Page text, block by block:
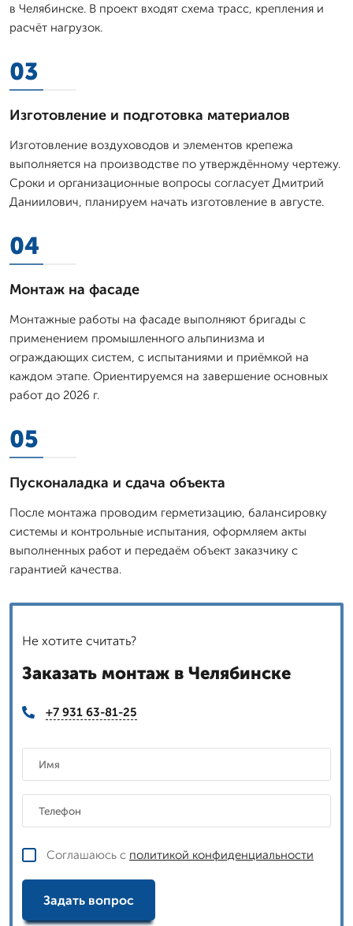
в Челябинске. В проект входят схема трасс, крепления и
расчёт нагрузок.
03
Изготовление и подготовка материалов
Изготовление воздуховодов и элементов крепежа
выполняется на производстве по утверждённому чертежу.
Сроки и организационные вопросы согласует Дмитpий
Даниилович, планируем начать изготовление в августе.
04
Монтаж на фасаде
Монтажные работы на фасаде выполняют бригады с
применением промышленного альпинизма и
ограждающих систем, с испытаниями и приёмкой на
каждом этапе. Ориентируемся на завершение основных
работ до 2026 г.
05
Пусконаладка и сдача объекта
После монтажа проводим герметизацию, балансировку
системы и контрольные испытания, оформляем акты
выполненных работ и передаём объект заказчику с
гарантией качества.
Не хотите считать?
Заказать монтаж в Челябинске
+7 931 63-81-25
Соглашаюсь с политикой конфиденциальности
Задать вопрос